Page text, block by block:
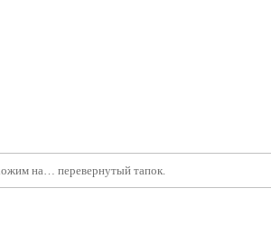
на… перевернутый тапок.